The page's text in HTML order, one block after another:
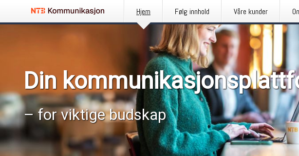
Hjem Følg innhold Våre kunder
Din
– for viktige budskap